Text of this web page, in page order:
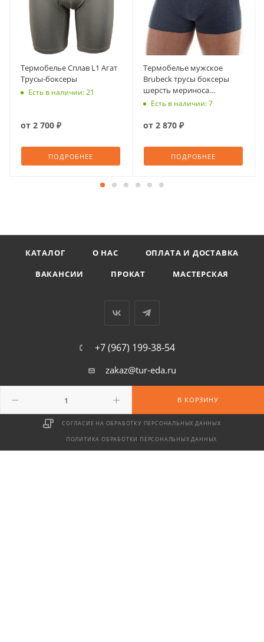
В КОРЗИНУ
Термобелье Сплав L1 Агат
Трусы-боксеры
Есть в наличии: 21
от 2 700 ₽
ПОДРОБНЕЕ
Термобелье мужское
Brubeck трусы боксеры
шерсть мериноса
COMFORT WOOL
Есть в наличии: 7
от 2 870 ₽
ПОДРОБНЕЕ
КАТАЛОГ О НАС
ОПЛАТА И ДОСТАВКА
ВАКАНСИИ
ПРОКАТ МАСТЕРСКАЯ
+7 (967) 199-38-54
zakaz@tur-eda.ru
г. Москва, ул. Сайкина, д. 17
СОГЛАСИЕ НА ОБРАБОТКУ ПЕРСОНАЛЬНЫХ ДАННЫХ
ПОЛИТИКА ОБРАБОТКИ ПЕРСОНАЛЬНЫХ ДАННЫХ